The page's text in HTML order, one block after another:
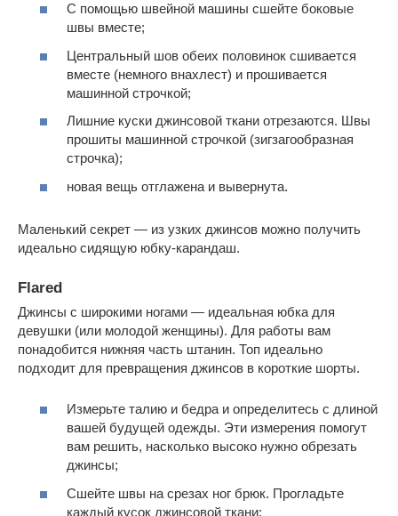
С помощью швейной машины сшейте боковые
швы вместе;
Центральный шов обеих половинок сшивается
вместе (немного внахлест) и прошивается
машинной строчкой;
Лишние куски джинсовой ткани отрезаются. Швы
прошиты машинной строчкой (зигзагообразная
строчка);
новая вещь отглажена и вывернута.
Маленький секрет — из узких джинсов можно получить
идеально сидящую юбку-карандаш.
Flared
Джинсы с широкими ногами — идеальная юбка для
девушки (или молодой женщины). Для работы вам
понадобится нижняя часть штанин. Топ идеально
подходит для превращения джинсов в короткие шорты.
Измерьте талию и бедра и определитесь с длиной
вашей будущей одежды. Эти измерения помогут
вам решить, насколько высоко нужно обрезать
джинсы;
Сшейте швы на срезах ног брюк. Прогладьте
каждый кусок джинсовой ткани;